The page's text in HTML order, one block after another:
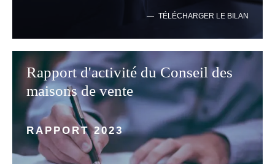
TÉLÉCHARGER LE BILAN
Rapport d'activité du Conseil des
maisons de vente
RAPPORT 2023